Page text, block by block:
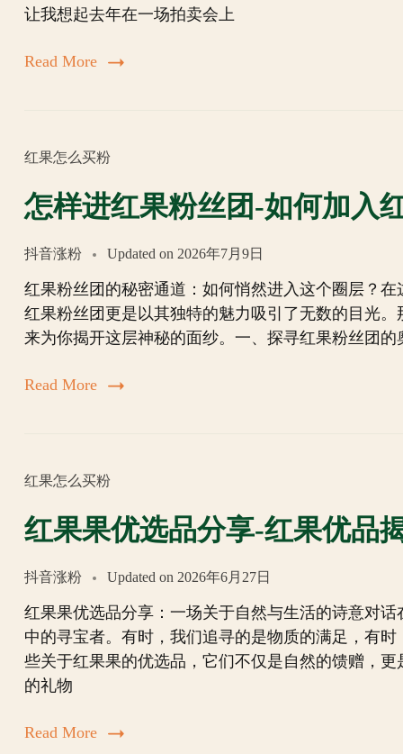
让我想起去年在一场拍卖会上
Read More
红果怎么买粉
怎样进红果粉丝团-如何加入
抖音涨粉 Updated on 2026年7月9日
红果粉丝团的秘密通道：如何悄然进入这个圈层？
红果粉丝团更是以其独特的魅力吸引了无数的目光
来为你揭开这层神秘的面纱。一、探寻红果粉丝团
Read More
红果怎么买粉
红果果优选品分享-红果优品
抖音涨粉 Updated on 2026年6月27日
红果果优选品分享：一场关于自然与生活的诗意对
中的寻宝者。有时，我们追寻的是物质的满足，有
些关于红果果的优选品，它们不仅是自然的馈赠，
的礼物
Read More